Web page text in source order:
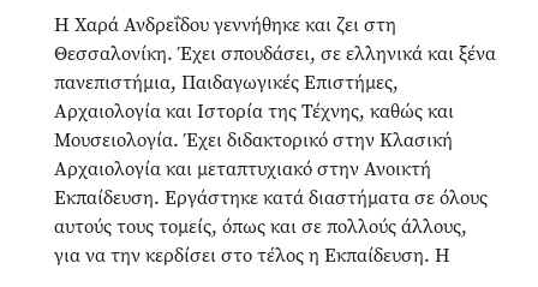
Η Χαρά Ανδρεΐδου γεννήθηκε και ζει στη
Θεσσαλονίκη. Έχει σπουδάσει, σε ελληνικά και ξένα
πανεπιστήμια, Παιδαγωγικές Επιστήμες,
Αρχαιολογία και Ιστορία της Τέχνης, καθώς και
Μουσειολογία. Έχει διδακτορικό στην Κλασική
Αρχαιολογία και μεταπτυχιακό στην Ανοικτή
Εκπαίδευση. Εργάστηκε κατά διαστήματα σε όλους
αυτούς τους τομείς, όπως και σε πολλούς άλλους,
για να την κερδίσει στο τέλος η Εκπαίδευση. Η